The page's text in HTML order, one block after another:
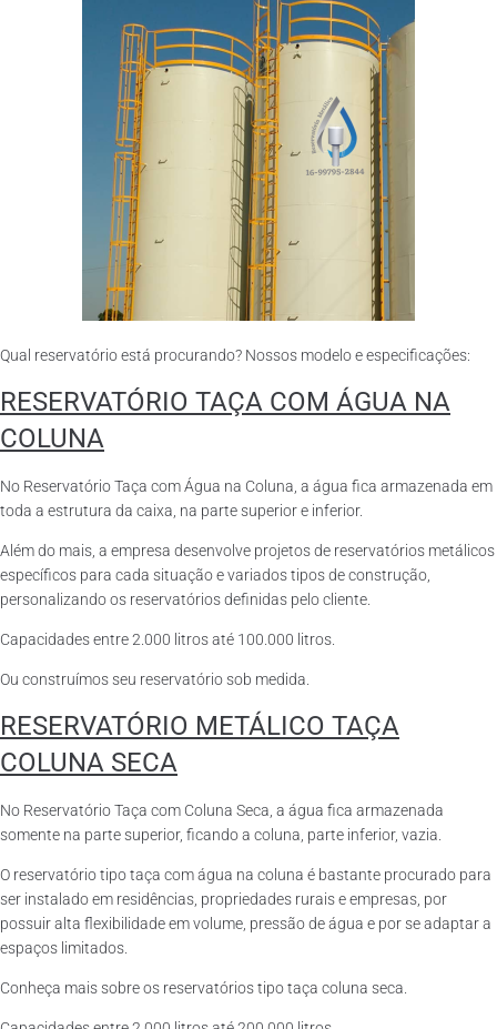
Qual reservatório está procurando? Nossos modelo e especificações:
RESERVATÓRIO TAÇA COM ÁGUA NA
COLUNA
No Reservatório Taça com Água na Coluna, a água fica armazenada em
toda a estrutura da caixa, na parte superior e inferior.
Além do mais, a empresa desenvolve projetos de reservatórios metálicos
específicos para cada situação e variados tipos de construção,
personalizando os reservatórios definidas pelo cliente.
Capacidades entre 2.000 litros até 100.000 litros.
Ou construímos seu reservatório sob medida.
RESERVATÓRIO METÁLICO TAÇA
COLUNA SECA
No Reservatório Taça com Coluna Seca, a água fica armazenada
somente na parte superior, ficando a coluna, parte inferior, vazia.
O reservatório tipo taça com água na coluna é bastante procurado para
ser instalado em residências, propriedades rurais e empresas, por
possuir alta flexibilidade em volume, pressão de água e por se adaptar a
espaços limitados.
Conheça mais sobre os reservatórios tipo taça coluna seca.